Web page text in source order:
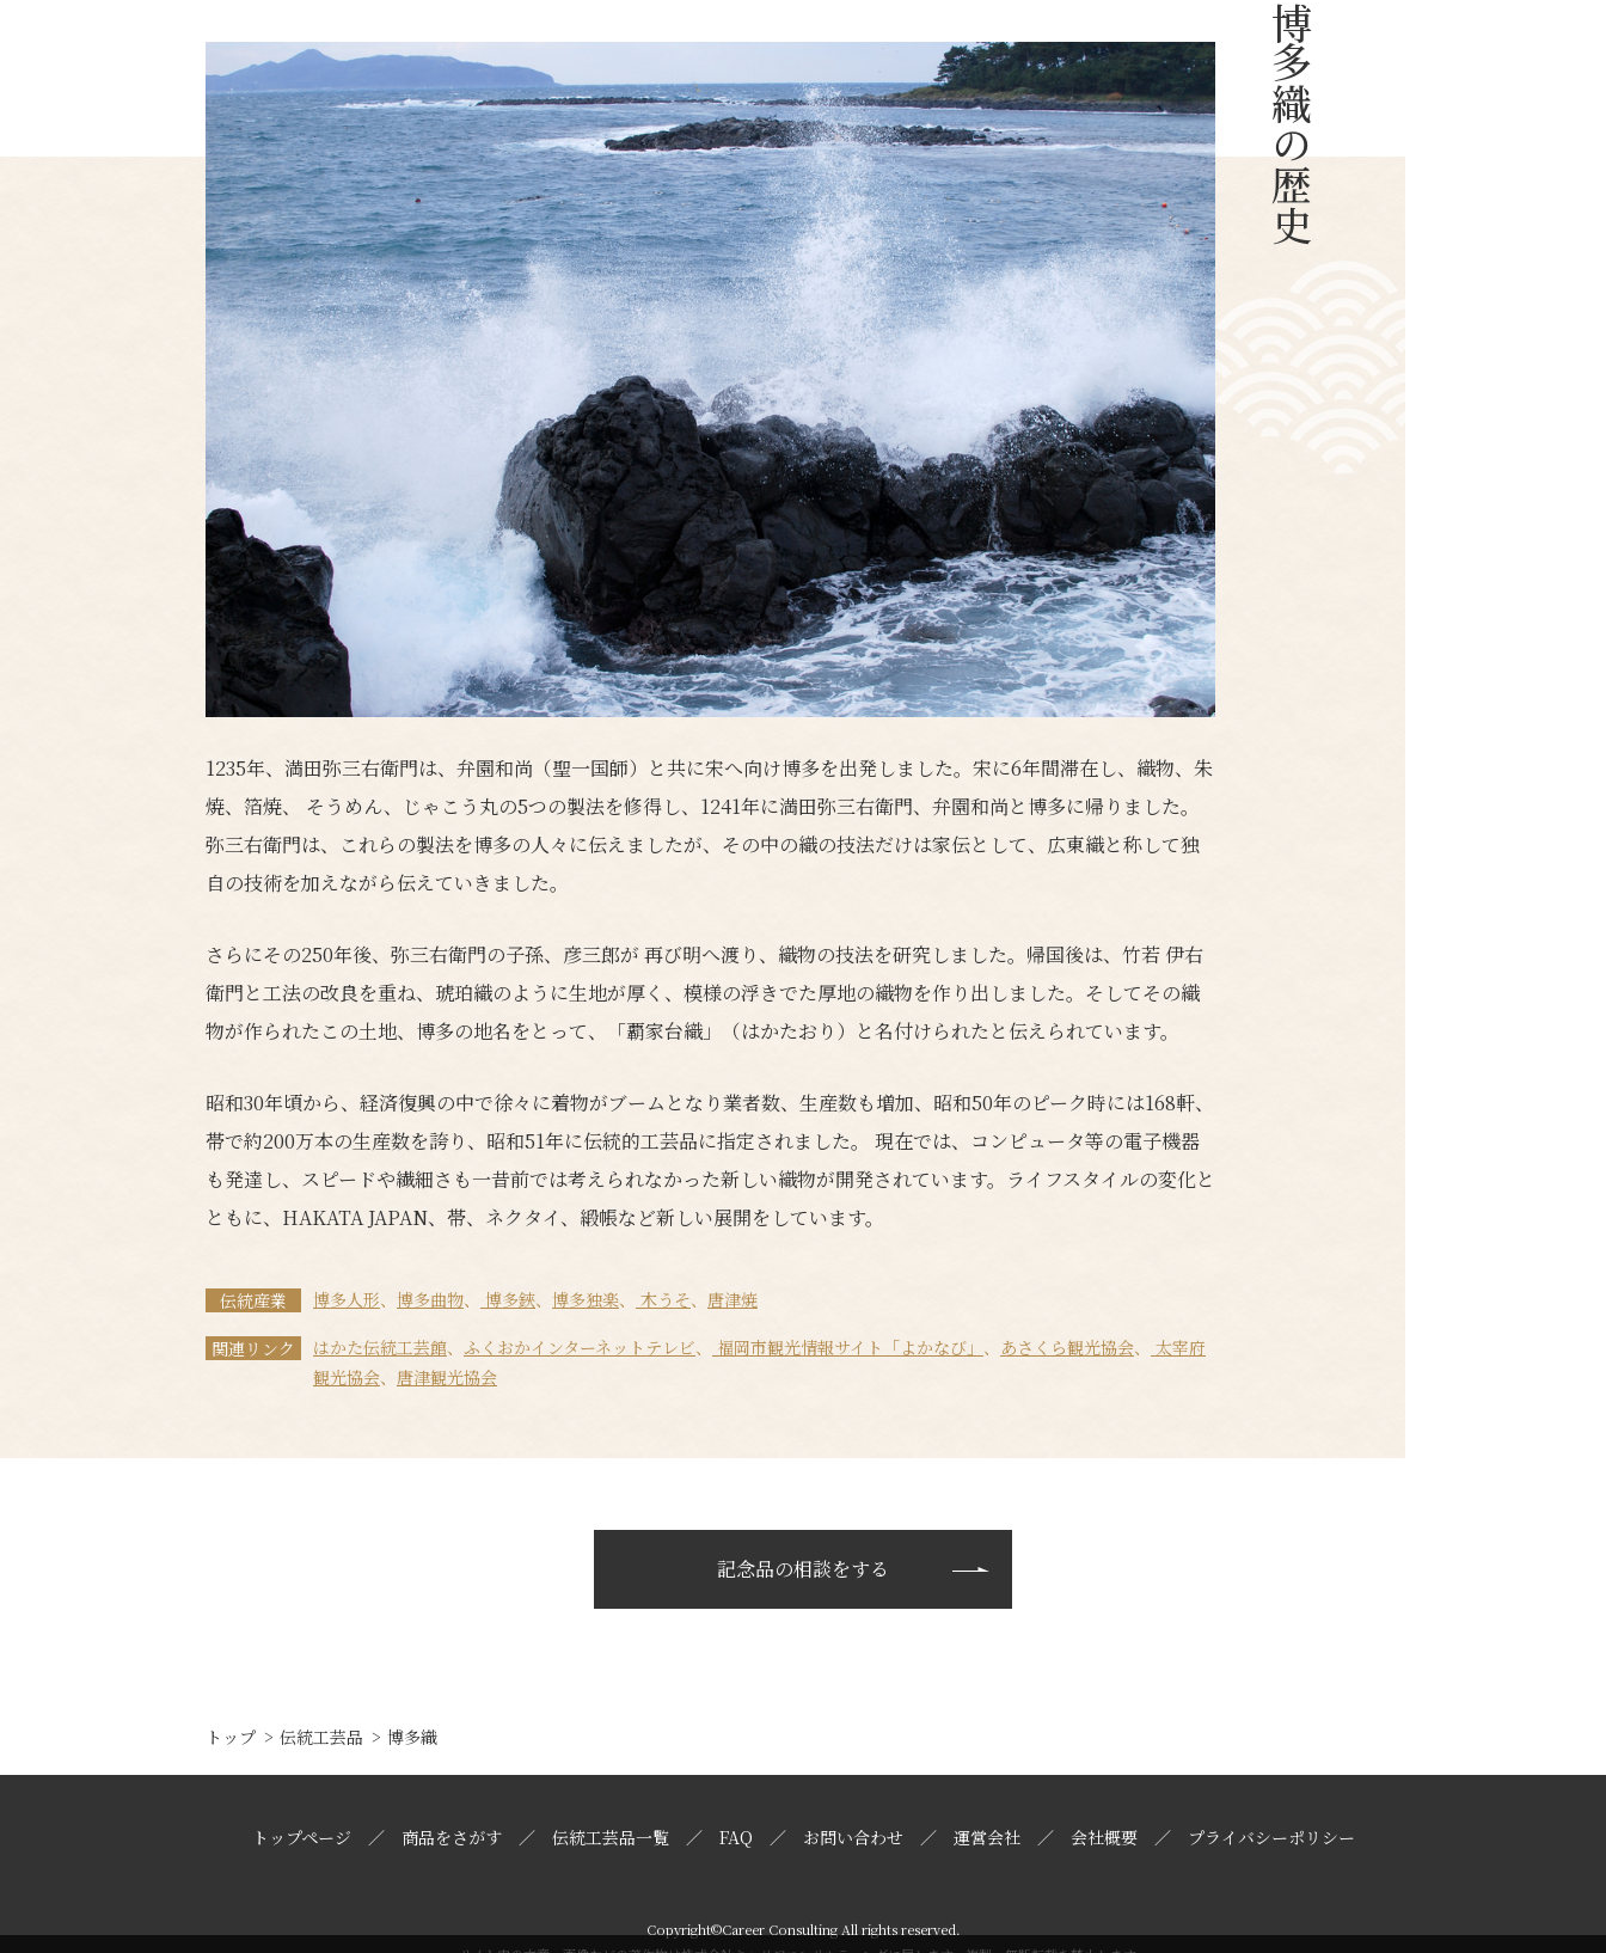
博多織の歴史
1235年、満田弥三右衛門は、弁園和尚（聖一国師）と共に宋へ向け博多を出発しました。宋に6年間滞在し、織物、朱
焼、箔焼、 そうめん、じゃこう丸の5つの製法を修得し、1241年に満田弥三右衛門、弁園和尚と博多に帰りました。
弥三右衛門は、これらの製法を博多の人々に伝えましたが、その中の織の技法だけは家伝として、広東織と称して独
自の技術を加えながら伝えていきました。
さらにその250年後、弥三右衛門の子孫、彦三郎が 再び明へ渡り、織物の技法を研究しました。帰国後は、竹若 伊右
衛門と工法の改良を重ね、琥珀織のように生地が厚く、模様の浮きでた厚地の織物を作り出しました。そしてその織
物が作られたこの土地、博多の地名をとって、「覇家台織」（はかたおり）と名付けられたと伝えられています。
昭和30年頃から、経済復興の中で徐々に着物がブームとなり業者数、生産数も増加、昭和50年のピーク時には168軒、
帯で約200万本の生産数を誇り、昭和51年に伝統的工芸品に指定されました。 現在では、コンピュータ等の電子機器
も発達し、スピードや繊細さも一昔前では考えられなかった新しい織物が開発されています。ライフスタイルの変化と
ともに、HAKATA JAPAN、帯、ネクタイ、緞帳など新しい展開をしています。
伝統産業 博多人形、 博多曲物、 博多鋏、 博多独楽、 木うそ、 唐津焼
関連リンク はかた伝統工芸館、 ふくおかインターネットテレビ、 福岡市観光情報サイト「よかなび」 、 あさくら観光協会、
太宰府
観光協会、 唐津観光協会
記念品の相談をする
トップ 伝統工芸品 博多織
トップページ 商品をさがす 伝統工芸品一覧 FAQ お問い合わせ 運営会社 会社概要 プライバシーポリシー
Copyright©Career Consulting All rights reserved.